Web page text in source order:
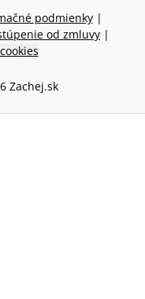
podmienky |
od zmluvy |
Zachej.sk